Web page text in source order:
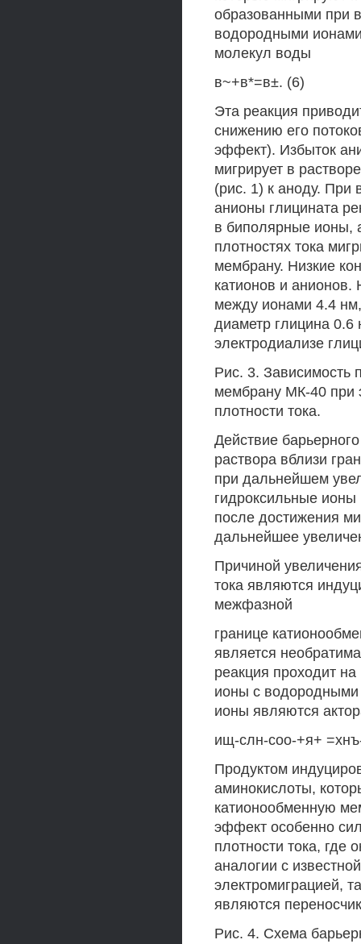
образованными при
водородными
молекул воды
в~+в*=в±. (6)
Эта реакция
снижению его
эффект). Избыток
мигрирует в
(рис. 1) к аноду. При
анионы глицината
в биполярные ионы,
плотностях тока
мембрану. Низкие
катионов и
между ионами 4.4
диаметр глицина
электродиализе
Рис. 3. Зависимость
мембрану МК-40 при
плотности тока.
Действие
раствора вблизи
при дальнейшем
гидроксильные ионы
после достижения
дальнейшее
Причиной
тока являются
межфазной
границе
является
реакция проходит
ионы с
ионы являются
ищ-слн-соо-+я+
Продуктом
аминокислоты,
катионообменную
эффект особенно
плотности тока,
аналогии с
электромиграцией,
являются
Рис. 4. Схема